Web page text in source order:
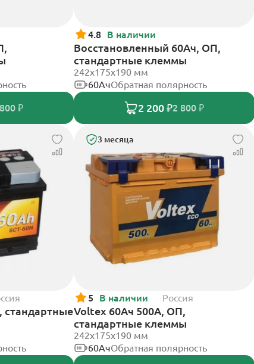
₽
4.8 В наличии
Восстановленный 60Ач, ОП,
стандартные клеммы
242х175х190 мм
60АчОбратная полярность
2 200 ₽2 800 ₽
3 месяца
5 В наличии Россия
Voltex 60Ач 500А, ОП,
стандартные клеммы
242х175х190 мм
60АчОбратная полярность